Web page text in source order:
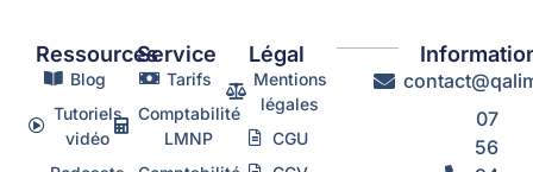
Ressources
Blog
Tutoriels
vidéo
Service
Tarifs
Comptabilité
LMNP
Légal
Mentions
légales
CGU
07
56